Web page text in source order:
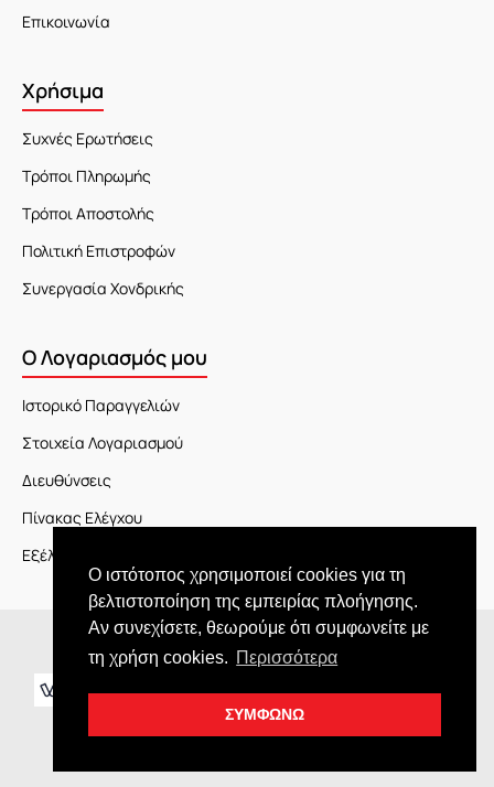
Ο ιστότοπος χρησιμοποιεί cookies για τη
βελτιστοποίηση της εμπειρίας πλοήγησης.
Αν συνεχίσετε, θεωρούμε ότι συμφωνείτε με
τη χρήση cookies. Περισσότερα
ΣΥΜΦΩΝΩ
Επικοινωνία
Χρήσιμα
Συχνές Ερωτήσεις
Τρόποι Πληρωμής
Τρόποι Αποστολής
Πολιτική Επιστροφών
Συνεργασία Χονδρικής
Ο Λογαριασμός μου
Ιστορικό Παραγγελιών
Στοιχεία Λογαριασμού
Διευθύνσεις
Πίνακας Ελέγχου
Εξέλιξη Παραγγελίας
Copyright © 2026 JOY market